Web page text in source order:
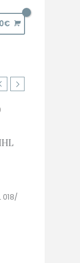
€
018/